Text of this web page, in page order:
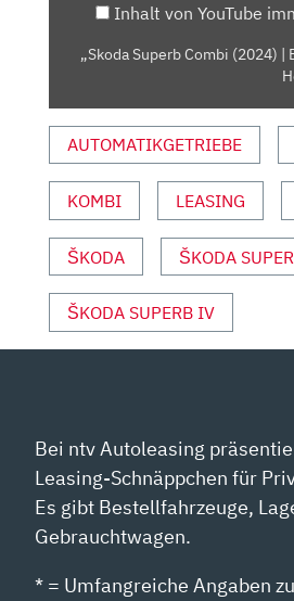
YOUTUBE
ANZEIGEN
Inhalt von YouTube
„Skoda Superb Combi (2024) |
AUTOMATIKGETRIEBE
KOMBI LEASING
ŠKODA ŠKODA
ŠKODA SUPERB IV
Bei ntv Autoleasing
Leasing-Schnäppchen für
Es gibt Bestellfahrzeuge,
Gebrauchtwagen.
* = Umfangreiche Angaben